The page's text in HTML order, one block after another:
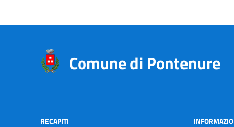
Comune di Pontenure
RECAPITI